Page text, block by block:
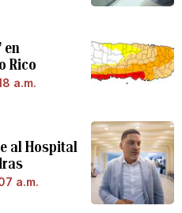
en
Rico
a.m.
al Hospital
a.m.